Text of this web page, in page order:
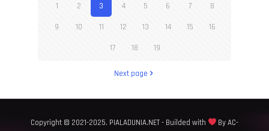
1 2 3 4 5 6 7 8
9 10 11 12 13 14 15 16
17 18 19
Next page
Copyright © 2021-2025. PIALADUNIA.NET - Builded with
By AC-